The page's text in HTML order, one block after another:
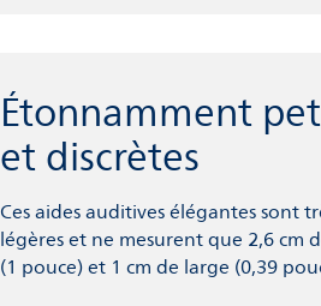
Étonnamment
et discrètes
Ces aides auditives élégantes sont
légères et ne mesurent que 2,6 cm
(1 pouce) et 1 cm de large (0,39